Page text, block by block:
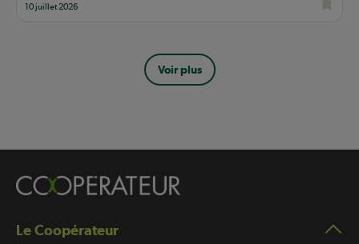
10 juillet 2026
Voir plus
Le Coopérateur